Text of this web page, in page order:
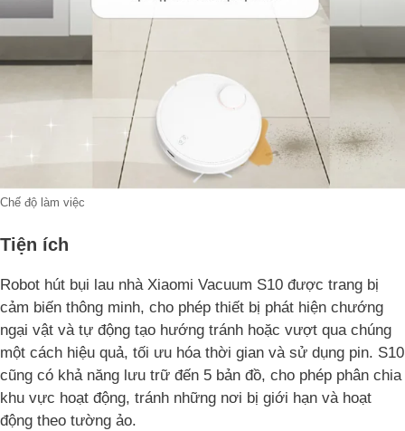
Chế độ làm việc
Tiện ích
Robot hút bụi lau nhà Xiaomi Vacuum S10 được trang bị
cảm biến thông minh, cho phép thiết bị phát hiện chướng
ngại vật và tự động tạo hướng tránh hoặc vượt qua chúng
một cách hiệu quả, tối ưu hóa thời gian và sử dụng pin. S10
cũng có khả năng lưu trữ đến 5 bản đồ, cho phép phân chia
khu vực hoạt động, tránh những nơi bị giới hạn và hoạt
động theo tường ảo.